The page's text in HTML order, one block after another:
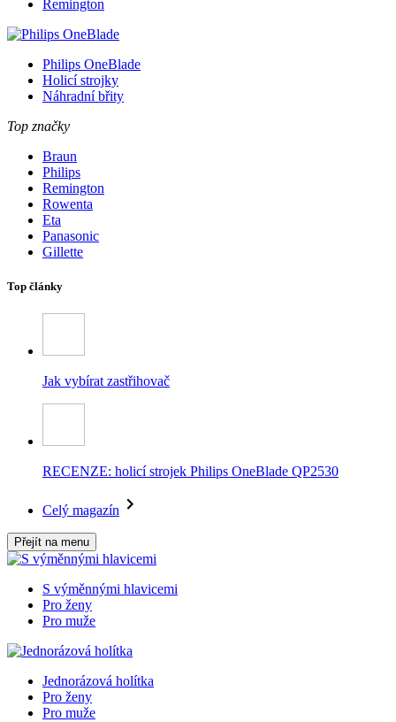
Remington
Philips OneBlade
Holicí strojky
Náhradní břity
Top značky
Braun
Philips
Remington
Rowenta
Eta
Panasonic
Gillette
Top články
Jak vybírat zastřihovač
RECENZE: holicí strojek Philips OneBlade QP2530
Celý magazín
Přejít na menu
S výměnnými hlavicemi
Pro ženy
Pro muže
Jednorázová holítka
Pro ženy
Pro muže